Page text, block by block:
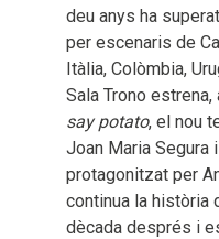
deu anys ha
per escenaris de
Itàlia, Colòmbia,
Sala Trono
say potato, el nou
Joan Maria Segura
protagonitzat per
continua la història
dècada després i